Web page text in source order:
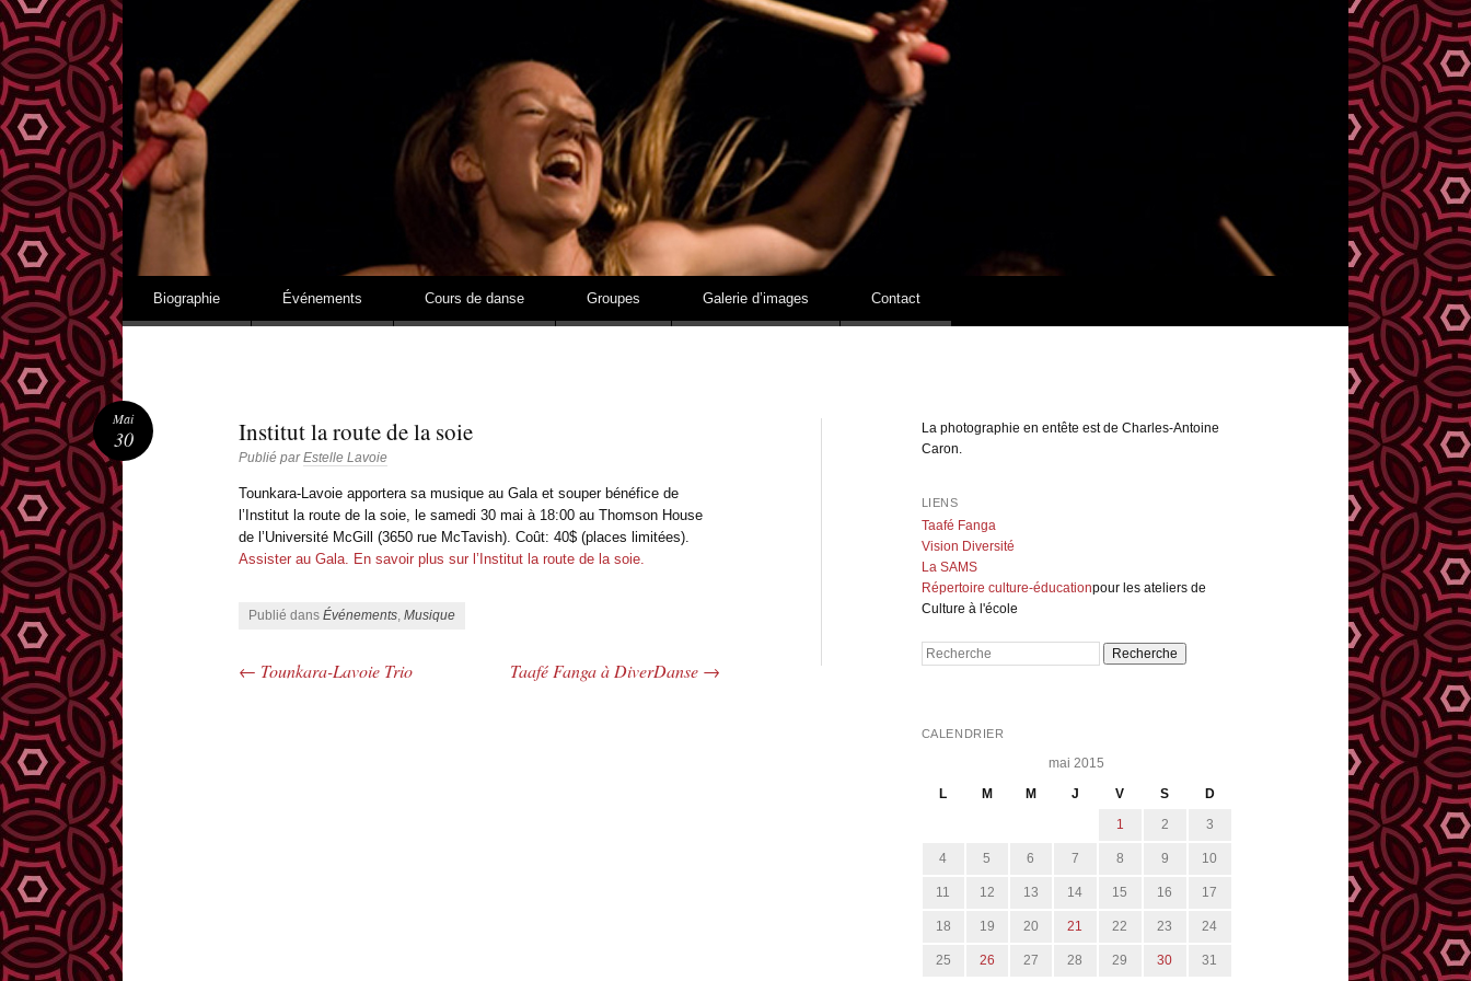
Estelle Lavoie
MUSIQUES ET RYTHMES DE L'AFRIQUE DE L'OUEST
Aller au contenu
Biographie Événements Cours de danse Groupes Galerie d’images Contact
Institut la route de la soie
Publié parEstelle Lavoie
Tounkara-Lavoie apportera sa musique au Gala et souper bénéfice de
l’Institut la route de la soie, le samedi 30 mai à 18:00 au Thomson House
de l’Université McGill (3650 rue McTavish). Coût: 40$ (places limitées).
Assister au Gala. En savoir plus sur l’Institut la route de la soie.
Publié dans Événements, Musique
Mai
30
← Tounkara-Lavoie Trio Taafé Fanga à DiverDanse →
La photographie en entête est de Charles-Antoine
Caron.
LIENS
Taafé Fanga
Vision Diversité
La SAMS
Répertoire culture-éducationpour les ateliers de
Culture à l'école
Recherche
CALENDRIER
mai 2015
L
M M J V S
D
1
2 3
4 5 6 7 8 9 10
11 12 13 14 15 16 17
18 19 20 21 22 23 24
25 26 27 28 29 30 31